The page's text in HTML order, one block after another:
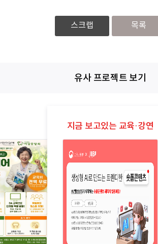
스크랩 목록
유사 프로젝트 보기